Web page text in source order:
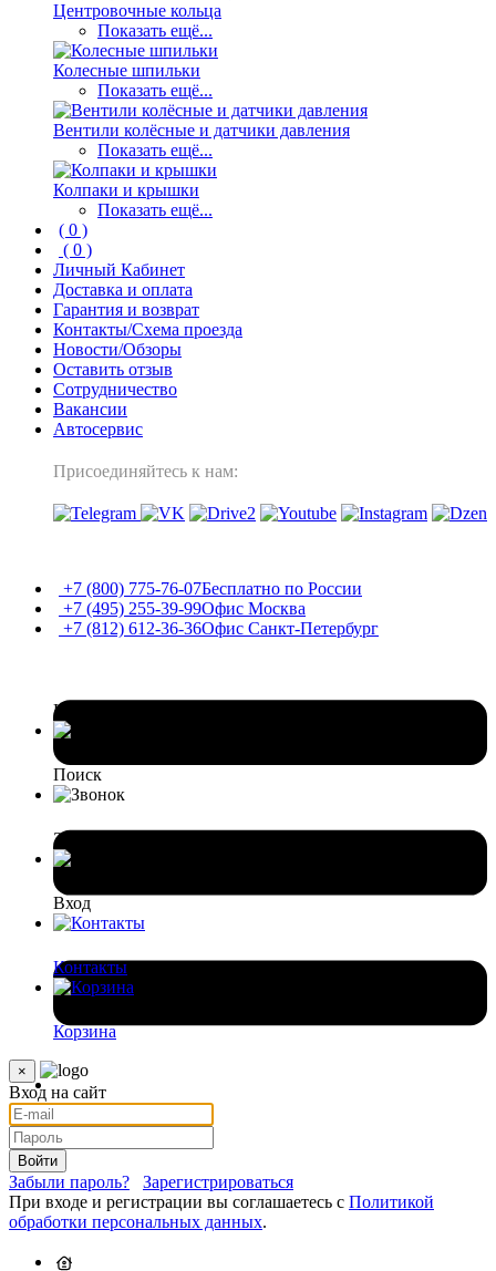
Центровочные кольца
Показать ещё...
Колесные шпильки
Показать ещё...
Вентили колёсные и датчики давления
Показать ещё...
Колпаки и крышки
Показать ещё...
( 0 )
( 0 )
Личный Кабинет
Доставка и оплата
Гарантия и возврат
Контакты/Схема проезда
Новости/Обзоры
Оставить отзыв
Сотрудничество
Вакансии
Автосервис
Присоединяйтесь к нам:
+7 (800) 775-76-07Бесплатно по России
+7 (495) 255-39-99Офис Москва
+7 (812) 612-36-36Офис Санкт-Петербург
Каталог
Поиск
Звонок
Вход
Контакты
Корзина
×
Вход на сайт
Войти
Забыли пароль?
Зарегистрироваться
При входе и регистрации вы соглашаетесь с Политикой
обработки персональных данных.